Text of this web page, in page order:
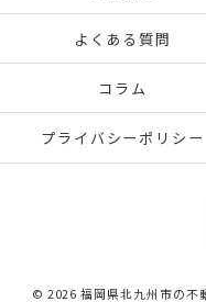
よくある質問
コラム
プライバシーポリシー
© 2026 福岡県北九州市の不